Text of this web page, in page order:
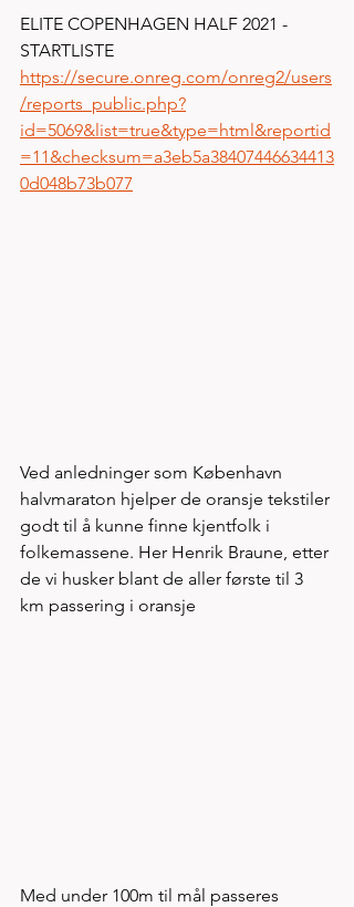
ELITE COPENHAGEN HALF 2021 -
STARTLISTE
https://secure.onreg.com/onreg2/users
/reports_public.php?
id=5069&list=true&type=html&reportid
=11&checksum=a3eb5a38407446634413
0d048b73b077
Ved anledninger som København
halvmaraton hjelper de oransje tekstiler
godt til å kunne finne kjentfolk i
folkemassene. Her Henrik Braune, etter
de vi husker blant de aller første til 3
km passering i oransje
Med under 100m til mål passeres